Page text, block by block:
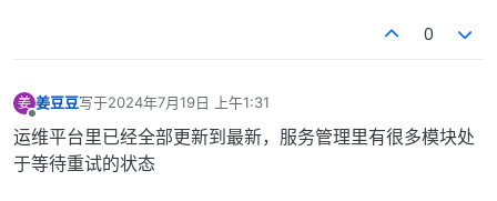
0
姜 姜豆豆写于2024年7月19日 上午1:31
最后由 编辑
运维平台里已经全部更新到最新，服务管理里有很多模块处
于等待重试的状态